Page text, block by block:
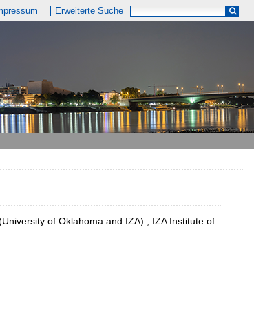
Erweiterte Suche
of Oklahoma and IZA) ; IZA Institute of